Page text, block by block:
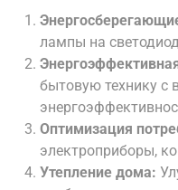
лампы на
бытовую технику с
Оптимизация
электроприборы,
Утепление дома: